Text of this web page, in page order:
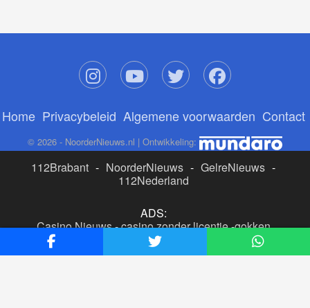
Home Privacybeleid Algemene voorwaarden Contact
© 2026 - NoorderNieuws.nl | Ontwikkeling:
112Brabant - NoorderNieuws - GelreNieuws -
112Nederland
ADS:
Casino Nieuws-casino zonder licentie-gokken
buitenlandse site
beste online casino nederland